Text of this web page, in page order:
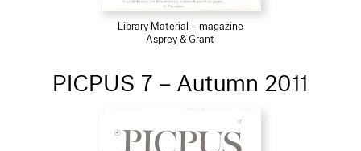
Library Material – magazine
Asprey & Grant
PICPUS 7 – Autumn 2011